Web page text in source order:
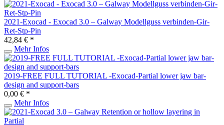
2021-Exocad - Exocad 3.0 – Galway Modellguss verbinden-Gir-
Ret-Stp-Pin
42,84 € *
Mehr Infos
2019-FREE FULL TUTORIAL -Exocad-Partial lower jaw bar-
design and support-bars
0,00 € *
Mehr Infos